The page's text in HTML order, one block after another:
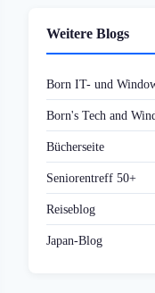
Weitere Blogs
Born IT- und
Born's Tech and
Bücherseite
Seniorentreff 50+
Reiseblog
Japan-Blog